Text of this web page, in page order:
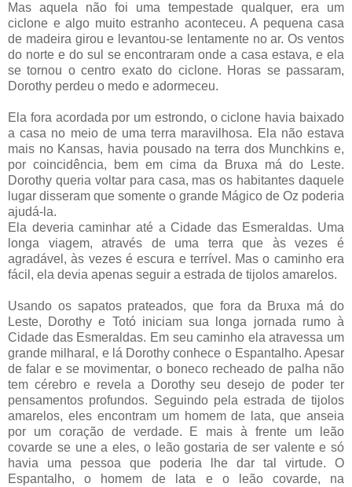
Mas aquela não foi uma tempestade qualquer, era um
ciclone e algo muito estranho aconteceu. A pequena casa
de madeira girou e levantou-se lentamente no ar. Os ventos
do norte e do sul se encontraram onde a casa estava, e ela
se tornou o centro exato do ciclone. Horas se passaram,
Dorothy perdeu o medo e adormeceu.
Ela fora acordada por um estrondo, o ciclone havia baixado
a casa no meio de uma terra maravilhosa. Ela não estava
mais no Kansas, havia pousado na terra dos Munchkins e,
por coincidência, bem em cima da Bruxa má do Leste.
Dorothy queria voltar para casa, mas os habitantes daquele
lugar disseram que somente o grande Mágico de Oz poderia
ajudá-la.
Ela deveria caminhar até a Cidade das Esmeraldas. Uma
longa viagem, através de uma terra que às vezes é
agradável, às vezes é escura e terrível. Mas o caminho era
fácil, ela devia apenas seguir a estrada de tijolos amarelos.
Usando os sapatos prateados, que fora da Bruxa má do
Leste, Dorothy e Totó iniciam sua longa jornada rumo à
Cidade das Esmeraldas. Em seu caminho ela atravessa um
grande milharal, e lá Dorothy conhece o Espantalho. Apesar
de falar e se movimentar, o boneco recheado de palha não
tem cérebro e revela a Dorothy seu desejo de poder ter
pensamentos profundos. Seguindo pela estrada de tijolos
amarelos, eles encontram um homem de lata, que anseia
por um coração de verdade. E mais à frente um leão
covarde se une a eles, o leão gostaria de ser valente e só
havia uma pessoa que poderia lhe dar tal virtude. O
Espantalho, o homem de lata e o leão covarde, na